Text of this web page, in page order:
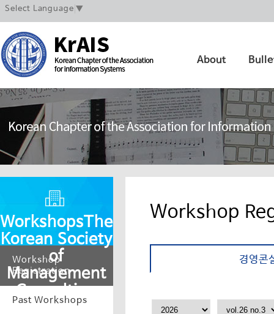
Select Language ▼
About
WorkshopsThe
Korean Society
of
Management
Consulting
Workshop
Registration
Past Workshops
Workshop
경영콘